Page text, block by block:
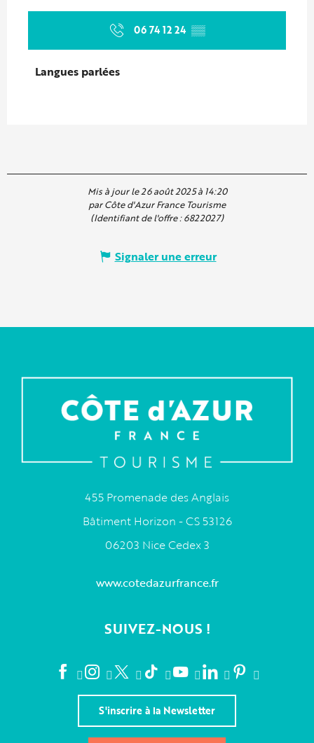
06 74 12 24 ▒▒
Langues parlées
Langues parlées
Mis à jour le 26 août 2025 à 14:20
par Côte d'Azur France Tourisme
(Identifiant de l'offre :6822027)
Signaler une erreur
455 Promenade des Anglais
Bâtiment Horizon - CS 53126
06203 Nice Cedex 3
www.cotedazurfrance.fr
SUIVEZ-NOUS !
S'inscrire à la Newsletter